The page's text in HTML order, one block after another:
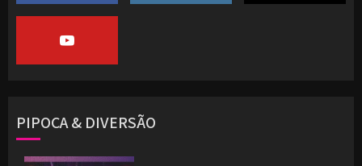
PIPOCA & DIVERSÃO